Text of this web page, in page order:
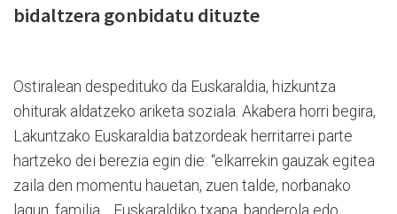
bidaltzera gonbidatu dituzte
Ostiralean despedituko da Euskaraldia, hizkuntza
ohiturak aldatzeko ariketa soziala. Akabera horri begira,
Lakuntzako Euskaraldia batzordeak herritarrei parte
hartzeko dei berezia egin die: “elkarrekin gauzak egitea
zaila den momentu hauetan, zuen talde, norbanako
lagun, familia… Euskaraldiko txapa, banderola edo